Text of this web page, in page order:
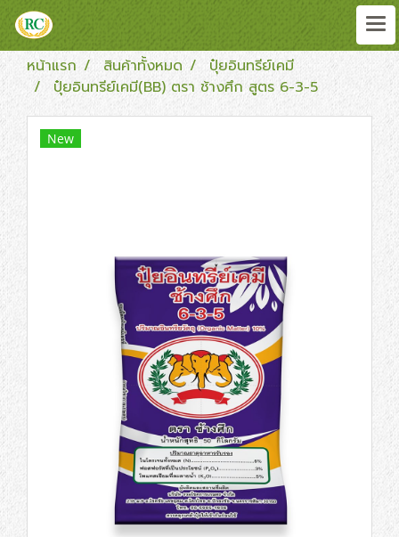
หน้าแรก สินค้าทั้งหมด
ปุ๋ยอินทรีย์เคมี
ปุ๋ยอินทรีย์เคมี(BB) ตรา ช้างศึก สูตร 6-3-5
New